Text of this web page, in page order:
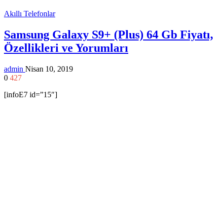
Akıllı Telefonlar
Samsung Galaxy S9+ (Plus) 64 Gb Fiyatı,
Özellikleri ve Yorumları
admin Nisan 10, 2019
0 427
[infoE7 id=”15″]